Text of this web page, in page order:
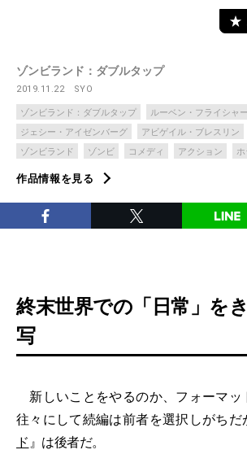
ゾンビランド：ダブルタップ
2019.11.22 SYO
ゾンビランド：ダブルタップ ルーベン・フライシャー
ジェシー・アイゼンバーグ
アビゲイル・ブレスリン
ゾンビランド
ゾンビ コメディ アクション
作品情報を見る
終末世界での「日常」を
写
新しいことをやるのか、フォーマッ
往々にして続編は前者を選択しがちだ
ド 』は後者だ。